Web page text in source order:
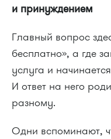
и принуждением
Главный вопрос
бесплатно», а где
услуга и
И ответ на него
разному.
Одни вспоминают,